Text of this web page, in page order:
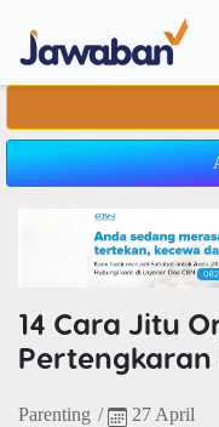
14 Cara Jitu
Pertengkaran
Parenting /
27 April